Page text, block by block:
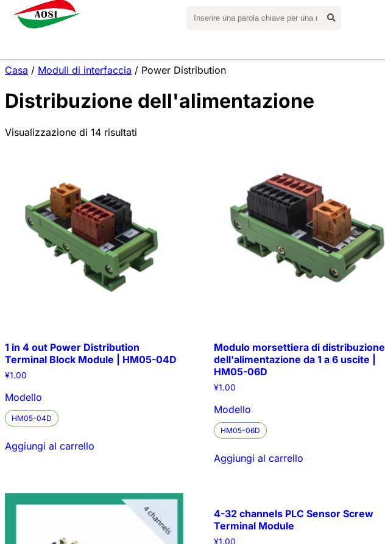
Casa / Moduli di interfaccia / Power Distribution
Distribuzione dell'alimentazione
Visualizzazione di 14 risultati
1 in 4 out Power Distribution
Terminal Block Module | HM05-04D
¥1.00
Modello
HM05-04D
Aggiungi al carrello
Modulo morsettiera di distribuzione
dell'alimentazione da 1 a 6 uscite |
HM05-06D
¥1.00
Modello
HM05-06D
Aggiungi al carrello
4-32 channels PLC Sensor Screw
Terminal Module
¥1.00